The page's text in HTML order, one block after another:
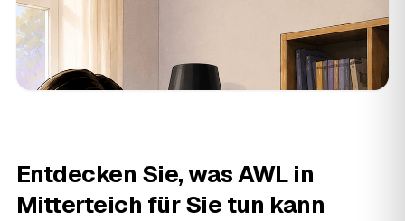
Entdecken Sie, was AWL in
Mitterteich für Sie tun kann